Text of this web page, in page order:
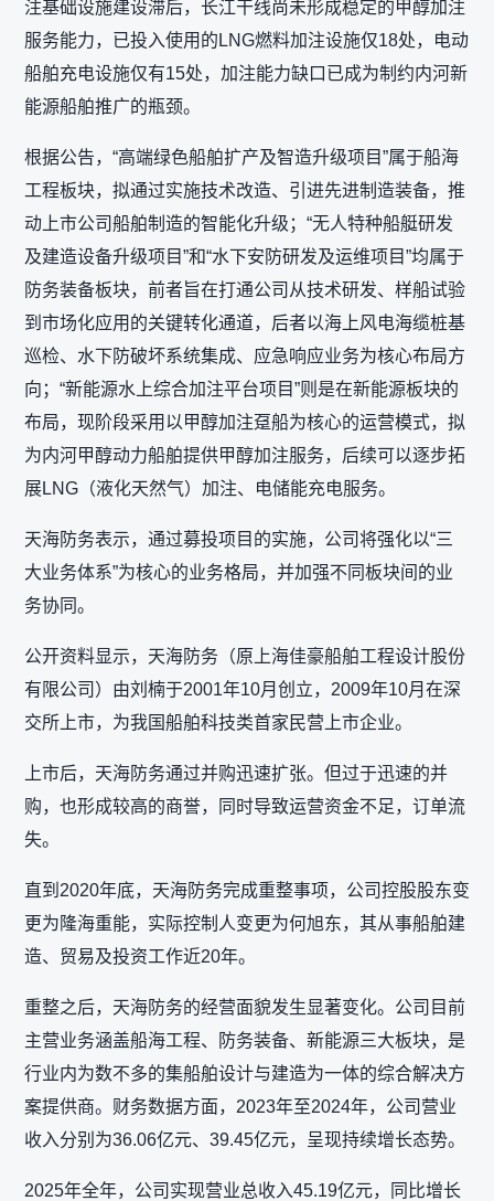
注基础设施建设滞后，长江干线尚未形成稳定的甲醇加注
服务能力，已投入使用的LNG燃料加注设施仅18处，电动
船舶充电设施仅有15处，加注能力缺口已成为制约内河新
能源船舶推广的瓶颈。
根据公告，“高端绿色船舶扩产及智造升级项目”属于船海
工程板块，拟通过实施技术改造、引进先进制造装备，推
动上市公司船舶制造的智能化升级；“无人特种船艇研发
及建造设备升级项目”和“水下安防研发及运维项目”均属于
防务装备板块，前者旨在打通公司从技术研发、样船试验
到市场化应用的关键转化通道，后者以海上风电海缆桩基
巡检、水下防破坏系统集成、应急响应业务为核心布局方
向；“新能源水上综合加注平台项目”则是在新能源板块的
布局，现阶段采用以甲醇加注趸船为核心的运营模式，拟
为内河甲醇动力船舶提供甲醇加注服务，后续可以逐步拓
展LNG（液化天然气）加注、电储能充电服务。
天海防务表示，通过募投项目的实施，公司将强化以“三
大业务体系”为核心的业务格局，并加强不同板块间的业
务协同。
公开资料显示，天海防务（原上海佳豪船舶工程设计股份
有限公司）由刘楠于2001年10月创立，2009年10月在深
交所上市，为我国船舶科技类首家民营上市企业。
上市后，天海防务通过并购迅速扩张。但过于迅速的并
购，也形成较高的商誉，同时导致运营资金不足，订单流
失。
直到2020年底，天海防务完成重整事项，公司控股股东变
更为隆海重能，实际控制人变更为何旭东，其从事船舶建
造、贸易及投资工作近20年。
重整之后，天海防务的经营面貌发生显著变化。公司目前
主营业务涵盖船海工程、防务装备、新能源三大板块，是
行业内为数不多的集船舶设计与建造为一体的综合解决方
案提供商。财务数据方面，2023年至2024年，公司营业
收入分别为36.06亿元、39.45亿元，呈现持续增长态势。
2025年全年，公司实现营业总收入45.19亿元，同比增长